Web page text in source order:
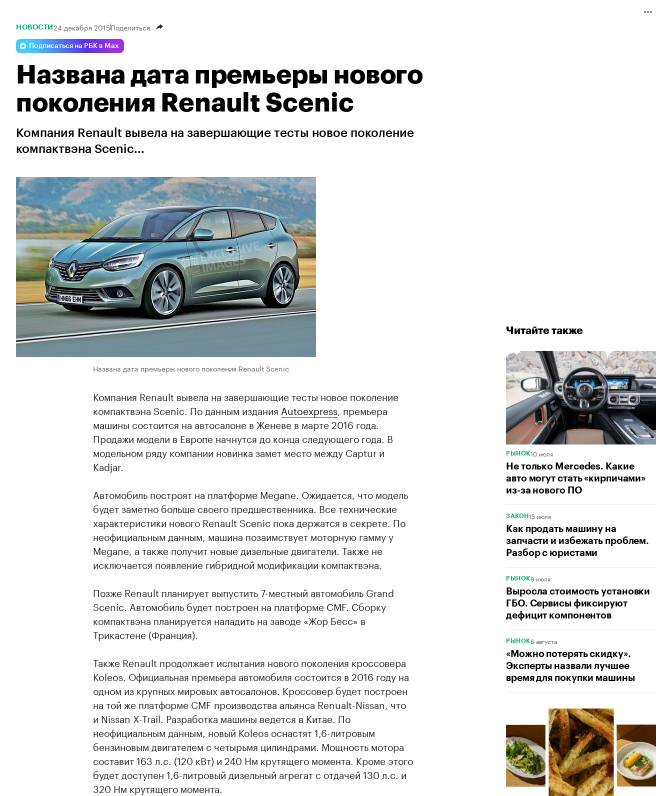
Читайте также
РЫНОК10 июля
Не только Mercedes. Какие
авто могут стать «кирпичами»
из-за нового ПО
ЗАКОН 15 июля
Как продать машину на
запчасти и избежать проблем.
Разбор с юристами
РЫНОК9 июля
Выросла стоимость установки
ГБО. Сервисы фиксируют
дефицит компонентов
РЫНОК6 августа
«Можно потерять скидку».
Эксперты назвали лучшее
время для покупки машины
НОВОСТИ 24 декабря 2015Поделиться
Подписаться на РБК в Max
Названа дата премьеры нового
поколения Renault Scenic
Компания Renault вывела на завершающие тесты новое поколение
компактвэна Scenic...
Названа дата премьеры нового поколения Renault Scenic
Компания Renault вывела на завершающие тесты новое поколение
компактвэна Scenic. По данным издания Autoexpress, премьера
машины состоится на автосалоне в Женеве в марте 2016 года.
Продажи модели в Европе начнутся до конца следующего года. В
модельном ряду компании новинка замет место между Captur и
Kadjar.
Автомобиль построят на платформе Megane. Ожидается, что модель
будет заметно больше своего предшественника. Все технические
характеристики нового Renault Scenic пока держатся в секрете. По
неофициальным данным, машина позаимствует моторную гамму у
Megane, а также получит новые дизельные двигатели. Также не
исключается появление гибридной модификации компактвэна.
Позже Renault планирует выпустить 7-местный автомобиль Grand
Scenic. Автомобиль будет построен на платформе CMF. Сборку
компактвэна планируется наладить на заводе «Жор Бесс» в
Трикастене (Франция).
Также Renault продолжает испытания нового поколения кроссовера
Koleos. Официальная премьера автомобиля состоится в 2016 году на
одном из крупных мировых автосалонов. Кроссовер будет построен
на той же платформе CMF производства альянса Renualt-Nissan, что
и Nissan X-Trail. Разработка машины ведется в Китае. По
неофициальным данным, новый Koleos оснастят 1,6-литровым
бензиновым двигателем с четырьмя цилиндрами. Мощность мотора
составит 163 л.с. (120 кВт) и 240 Нм крутящего момента. Кроме этого
будет доступен 1,6-литровый дизельный агрегат с отдачей 130 л.с. и
320 Нм крутящего момента.